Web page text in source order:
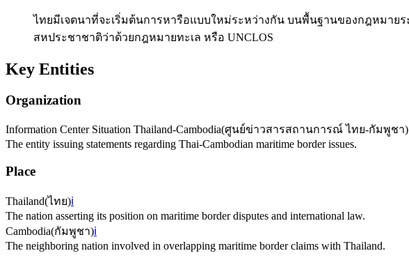
ไทยมีเจตนาที่จะเริ่มต้นการหารือแบบใหม่ระหว่างกัน บนพื้นฐานของกฎหมาย
สหประชาชาติว่าด้วยกฎหมายทะเล หรือ UNCLOS
Key Entities
Organization
Information Center Situation Thailand-Cambodia(ศูนย์ข่าวสารสถานการณ์ ไทย-กัมพูชา)
The entity issuing statements regarding Thai-Cambodian maritime border issues.
Place
Thailand(ไทย)ℹ️
The nation asserting its position on maritime border disputes and international law.
Cambodia(กัมพูชา)ℹ️
The neighboring nation involved in overlapping maritime border claims with Thailand.